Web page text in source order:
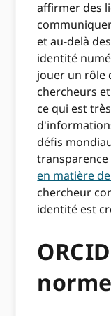
affirmer des
et au-delà
identité
jouer un rôle
chercheurs
ce qui est
défis
en matière
chercheur
identité est